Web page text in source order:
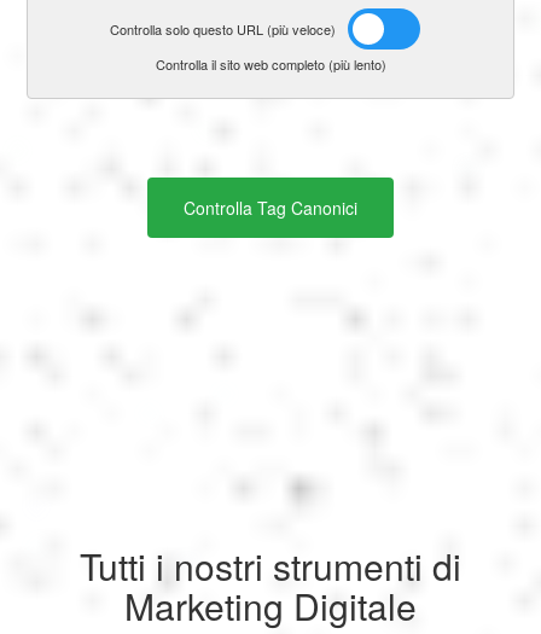
Polski
Türkçe
русский
العربية
Svenska
Controlla solo questo URL (più veloce)
Controlla il sito web completo (più lento)
Controlla Tag Canonici
Tutti i nostri strumenti di
Marketing Digitale